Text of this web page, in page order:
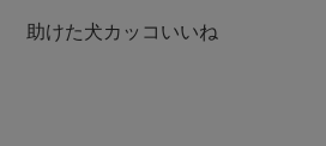
助けた犬カッコいいね